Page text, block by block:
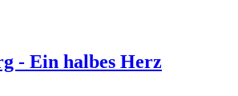
- Ein halbes Herz